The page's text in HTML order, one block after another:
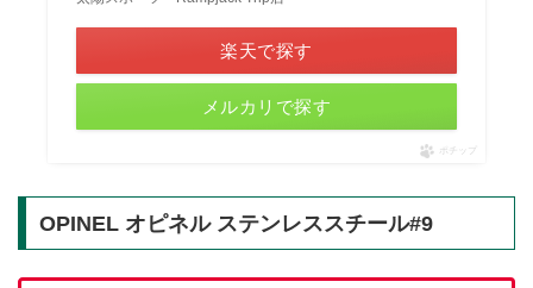
楽天で探す
メルカリで探す
ポチップ
OPINEL オピネル ステンレススチール#9